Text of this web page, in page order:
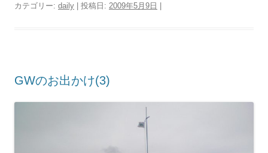
カテゴリー: daily | 投稿日: 2009年5月9日 |
GWのお出かけ(3)